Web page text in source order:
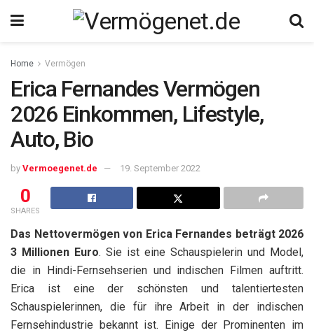
Home Vermögen
Erica Fernandes Vermögen
2026 Einkommen, Lifestyle,
Auto, Bio
by Vermoegenet.de 19. September 2022
0
SHARES
Das Nettovermögen von Erica Fernandes beträgt 2026
3 Millionen Euro. Sie ist eine Schauspielerin und Model,
die in Hindi-Fernsehserien und indischen Filmen auftritt.
Erica ist eine der schönsten und talentiertesten
Schauspielerinnen, die für ihre Arbeit in der indischen
Fernsehindustrie bekannt ist. Einige der Prominenten im